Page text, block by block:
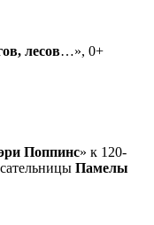
лесов…», 0+
Поппинс» к 120-
Памелы